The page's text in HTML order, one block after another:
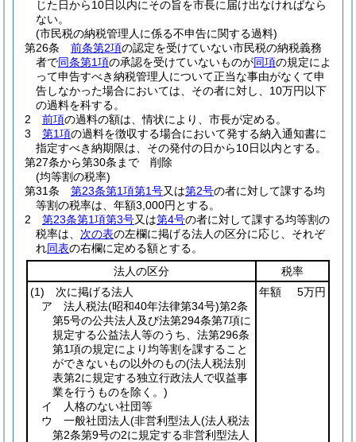
じた日から10日以内にその旨を市長に届け出なければなら
ない。
(市民税の納税管理人に係る不申告に関する過料)
第26条
前条第2項の認定を受けていない市民税の納税義務
者で同条第1項の承認を受けていないものが同項の規定によ
って申告すべき納税管理人について正当な事由がなくて申
告しなかった場合においては、その者に対し、10万円以下
の過料を科する。
2
前項の過料の額は、情状により、市長が定める。
3
第1項の過料を徴収する場合において発する納入通知書に
指定すべき納期限は、その発付の日から10日以内とする。
第27条から第30条まで
削除
(均等割の税率)
第31条
第23条第1項第1号又は第2号の者に対して課する均
等割の税率は、年額3,000円とする。
2
第23条第1項第3号又は第4号の者に対して課する均等割の
税率は、 次の表の左欄に掲げる法人の区分に応じ、それぞ
れ同表の右欄に定める額とする。
法人の区分
税率
(1) 次に掲げる法人
ア 法人税法(昭和40年法律第34号)第2条
第5号の公共法人及び法第294条第7項に
規定する公益法人等のうち、法第296条
第1項の規定により均等割を課すること
ができないもの以外のもの(法人税法別
表第2に規定する独立行政法人で収益事
業を行うものを除く。)
イ 人格のない社団等
ウ 一般社団法人(非営利型法人(法人税法
第2条第9号の2に規定する非営利型法人
年額 5万円